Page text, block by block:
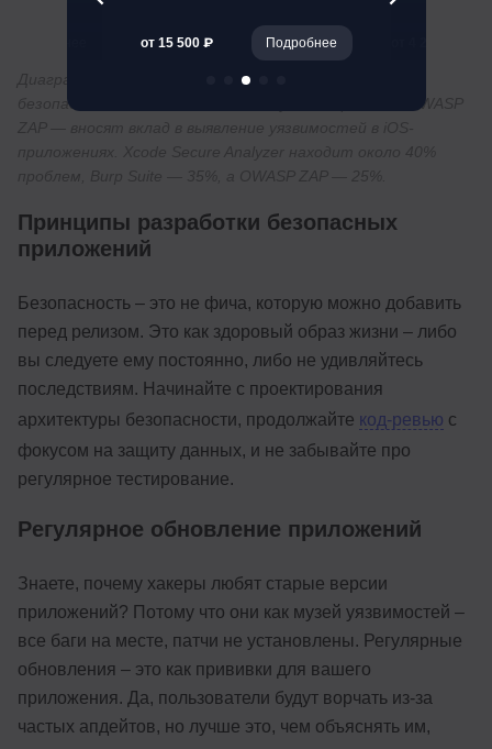
Диаграмма показывает, как различные инструменты
безопасности — Xcode Secure Analyzer, Burp Suite и OWASP
Принципы разработки безопасных
приложений
Безопасность – это не фича, которую можно добавить
перед релизом. Это как здоровый образ жизни – либо
вы следуете ему постоянно, либо не удивляйтесь
последствиям. Начинайте с проектирования
архитектуры безопасности, продолжайте код-ревью с
фокусом на защиту данных, и не забывайте про
регулярное тестирование.
Регулярное обновление приложений
Знаете, почему хакеры любят старые версии
приложений? Потому что они как музей уязвимостей –
все баги на месте, патчи не установлены. Регулярные
обновления – это как прививки для вашего
приложения. Да, пользователи будут ворчать из-за
частых апдейтов, но лучше это, чем объяснять им,
от 15 500 ₽ Подробнее